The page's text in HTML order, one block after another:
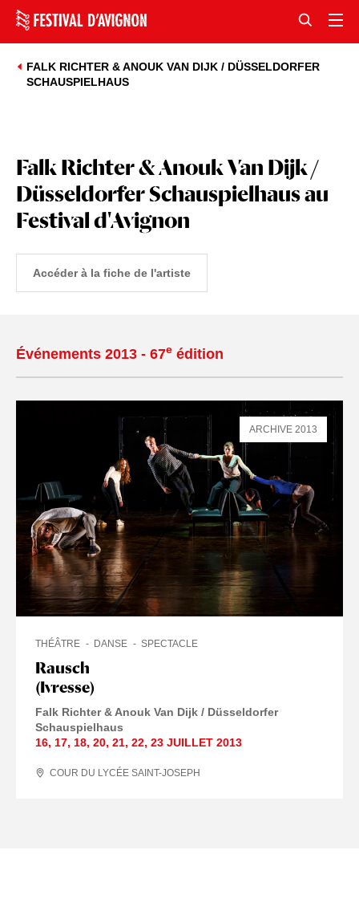
FALK RICHTER & ANOUK VAN DIJK / DÜSSELDORFER
SCHAUSPIELHAUS
Falk Richter & Anouk Van Dijk /
Düsseldorfer Schauspielhaus au
Festival d'Avignon
Accéder à la fiche de l'artiste
Événements 2013 - 67e édition
Rausch
(Ivresse)
THÉÂTRE DANSE SPECTACLE
Falk Richter & Anouk Van Dijk / Düsseldorfer
Schauspielhaus
16, 17, 18, 20, 21, 22, 23 JUILLET 2013
COUR DU LYCÉE SAINT-JOSEPH
ARCHIVE 2013